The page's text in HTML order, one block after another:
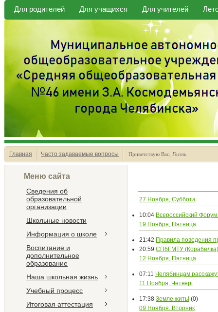
Для родителей Для учащихся Для учителей
Главная Часто задаваемые вопросы Приветствую Вас Гость
Меню сайта
Сведения об
образовательной
организации
Школьные новости
Информация о школе
Воспитание и
дополнительное
образование
Наша школьная жизнь
Учебный процесс
Итоговая аттестация
27 Ноября, Суббота
10:04 Всероссийский
19 Ноября, Пятница
21:42 Правила поведения
20:59 СПбГМТУ
12 Ноября, Пятница
07:11 Челябинцам
11 Ноября, Четверг
17:38 Земле жить! (0)
09 Ноября, Вторник